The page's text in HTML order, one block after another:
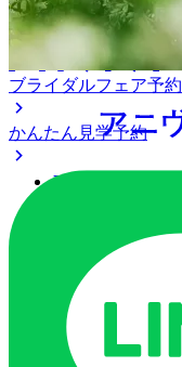
アクセス
ご列席の皆様へ
トピックス
ご予約・お問い合わせ
ブライダルフェア予約
かんたん見学予約